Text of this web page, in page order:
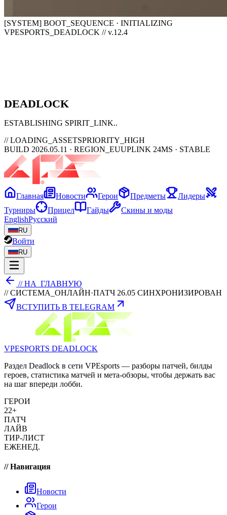
[SYSTEM] BOOT_SEQUENCE · INITIALIZING
VPESPORTS_DEADLOCK // v.12.4
DEADLOCK
ESTABLISHING SPIRIT_LINK
// LOADING_ASSETSPRIORITY_HIGH
BUILD 2026.05.11 · REGION_EUUPLINK 24MS · STABLE
Главная Новости Герои Предметы
Лидеры
Турниры
Прицел Гайды
Скины и моды
EnglishРусский
RU
Войти
RU
// НА_ГЛАВНУЮ
// СИСТЕМА_ОНЛАЙН·ПАТЧ 26.05 СИНХРОНИЗИРОВАН
ВСТУПИТЬ В TELEGRAM
VPESPORTS DEADLOCK
Раздел Deadlock в сети VPEsports — разборы патчей, билды
героев, статистика матчей и мета-обзоры, чтобы держать вас
на шаг впереди лобби.
ГЕРОИ
22+
ПАТЧ
ЛАЙВ
ТИР-ЛИСТ
ЕЖЕНЕД.
// Навигация
Новости
Герои